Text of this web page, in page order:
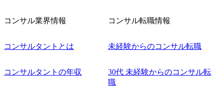
コンサル業界情報
コンサルタントとは
コンサルタントの年収
コンサル転職情報
未経験からのコンサル転職
30代 未経験からのコンサル転
職